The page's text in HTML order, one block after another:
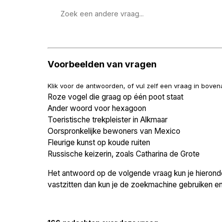
Voorbeelden van vragen
Klik voor de antwoorden, of vul zelf een vraag in
Roze vogel die graag op één poot staat
Ander woord voor hexagoon
Toeristische trekpleister in Alkmaar
Oorspronkelijke bewoners van Mexico
Fleurige kunst op koude ruiten
Russische keizerin, zoals Catharina de Grote
Het antwoord op de volgende vraag kun je
vastzitten dan kun je de zoekmachine gebruiken